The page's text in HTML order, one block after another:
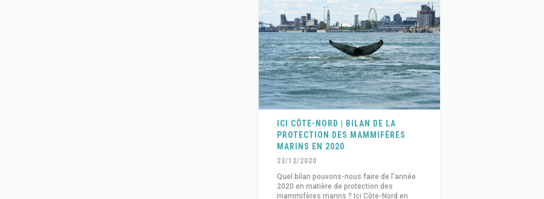
ICI CÔTE-NORD | BILAN DE LA
PROTECTION DES MAMMIFÈRES
MARINS EN 2020
23/12/2020
Quel bilan pouvons-nous faire de l'année
2020 en matière de protection des
mammifères marins ? Ici Côte-Nord en